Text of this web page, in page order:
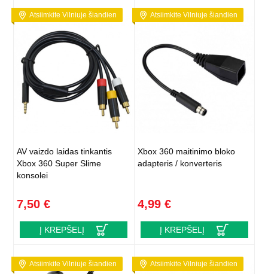
Atsiimkite Vilniuje šiandien
AV vaizdo laidas tinkantis
Xbox 360 Super Slime
konsolei
7,50 €
Į KREPŠELĮ
Atsiimkite Vilniuje šiandien
Xbox 360 maitinimo bloko
adapteris / konverteris
4,99 €
Į KREPŠELĮ
Atsiimkite Vilniuje šiandien Atsiimkite Vilniuje šiandien